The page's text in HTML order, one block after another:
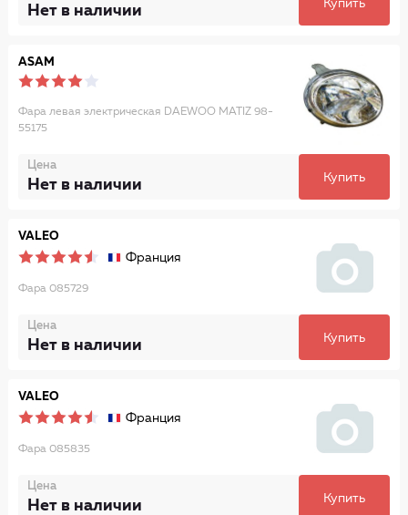
Нет в наличии Купить
ASAM
Фара левая электрическая DAEWOO MATIZ 98-
55175
Цена
Нет в наличии Купить
VALEO
Франция
Фара 085729
Цена
Нет в наличии Купить
VALEO
Франция
Фара 085835
Цена
Нет в наличии Купить